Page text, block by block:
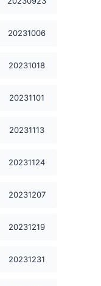
20231204
20231207
20231210
20231230
20231006
20231018
20231101
20231113
20231124
20231207
20231219
20231231